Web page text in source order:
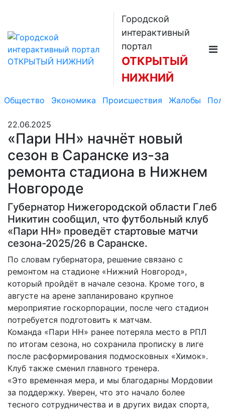
Городской
интерактивный
портал
ОТКРЫТЫЙ
НИЖНИЙ
Общество Экономика Происшествия Жалобы
22.06.2025
«Пари НН» начнёт новый
сезон в Саранске из-за
ремонта стадиона в Нижнем
Новгороде
Губернатор Нижегородской области Глеб
Никитин сообщил, что футбольный клуб
«Пари НН» проведёт стартовые матчи
сезона-2025/26 в Саранске.
По словам губернатора, решение связано с
ремонтом на стадионе «Нижний Новгород»,
который пройдёт в начале сезона. Кроме того, в
августе на арене запланировано крупное
мероприятие госкорпорации, после чего стадион
потребуется подготовить к матчам.
Команда «Пари НН» ранее потеряла место в РПЛ
по итогам сезона, но сохранила прописку в лиге
после расформирования подмосковных «Химок».
Клуб также сменил главного тренера.
«Это временная мера, и мы благодарны Мордовии
за поддержку. Уверен, что это начало более
тесного сотрудничества и в других видах спорта,